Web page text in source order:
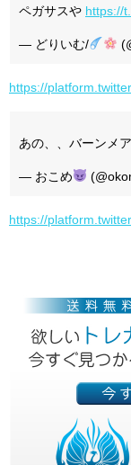
ペガサスや https://
— どりいむ/
https://
あの、、バーンメ
— おこめ
https://